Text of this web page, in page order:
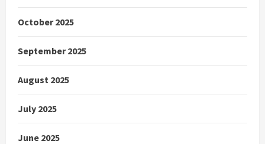
October 2025
September 2025
August 2025
July 2025
June 2025